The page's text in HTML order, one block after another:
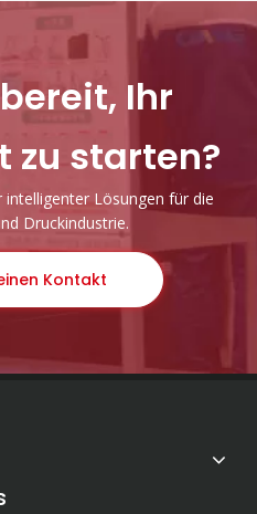
freuen wir uns
Ihr
zu starten?
Lösungen für die
Druckindustrie.
Kontakt